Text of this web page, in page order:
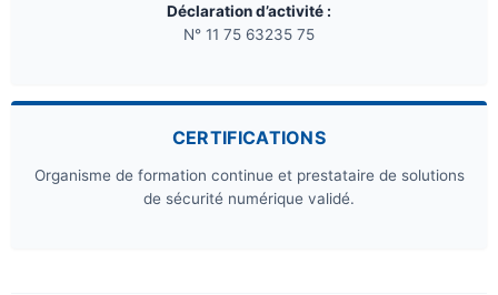
Déclaration d’activité :
N° 11 75 63235 75
CERTIFICATIONS
Organisme de formation continue et prestataire de solutions
de sécurité numérique validé.